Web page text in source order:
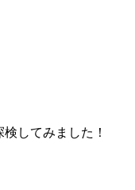
してみました！